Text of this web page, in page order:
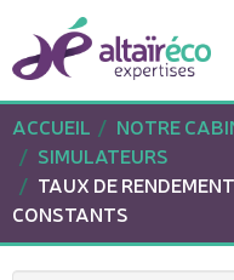
ACCUEIL
NOTRE
SIMULATEURS
TAUX DE
CONSTANTS